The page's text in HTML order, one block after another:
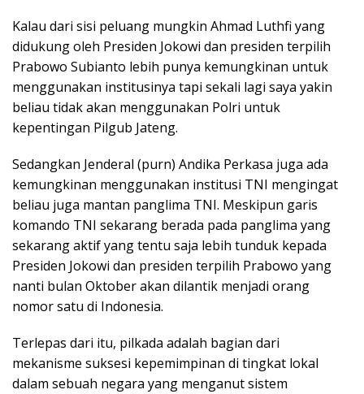
Kalau dari sisi peluang mungkin Ahmad Luthfi yang
didukung oleh Presiden Jokowi dan presiden terpilih
Prabowo Subianto lebih punya kemungkinan untuk
menggunakan institusinya tapi sekali lagi saya yakin
beliau tidak akan menggunakan Polri untuk
kepentingan Pilgub Jateng.
Sedangkan Jenderal (purn) Andika Perkasa juga ada
kemungkinan menggunakan institusi TNI mengingat
beliau juga mantan panglima TNI. Meskipun garis
komando TNI sekarang berada pada panglima yang
sekarang aktif yang tentu saja lebih tunduk kepada
Presiden Jokowi dan presiden terpilih Prabowo yang
nanti bulan Oktober akan dilantik menjadi orang
nomor satu di Indonesia.
Terlepas dari itu, pilkada adalah bagian dari
mekanisme suksesi kepemimpinan di tingkat lokal
dalam sebuah negara yang menganut sistem